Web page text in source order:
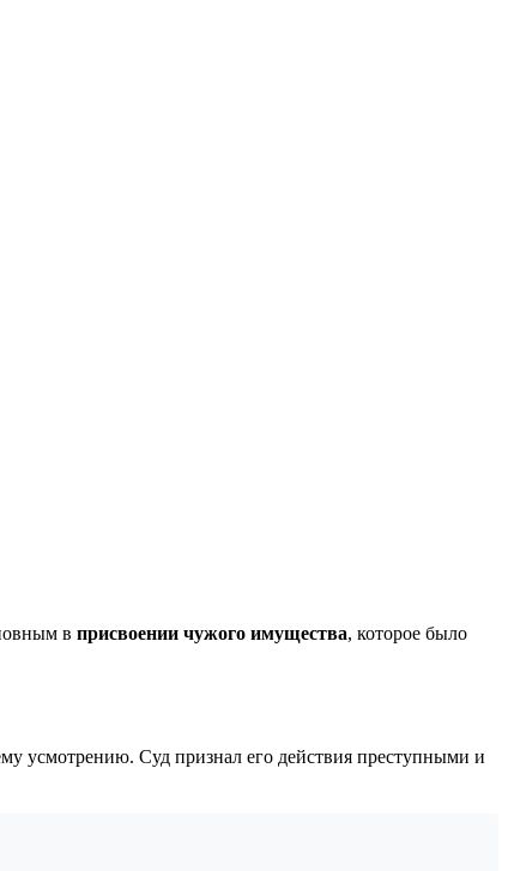
в присвоении чужого имущества, которое было
усмотрению. Суд признал его действия преступными и